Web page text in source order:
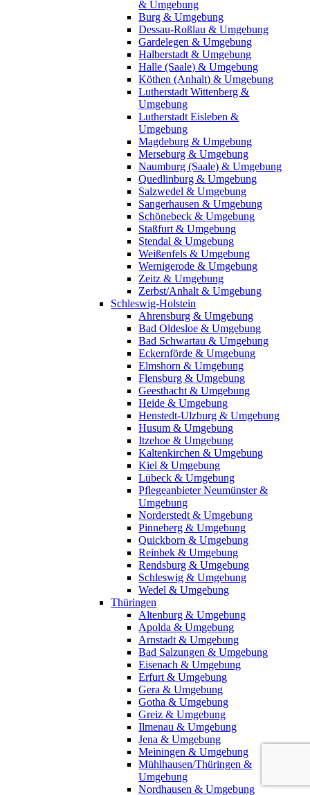
& Umgebung
Burg & Umgebung
Dessau-Roßlau & Umgebung
Gardelegen & Umgebung
Halberstadt & Umgebung
Halle (Saale) & Umgebung
Köthen (Anhalt) & Umgebung
Lutherstadt Wittenberg &
Umgebung
Lutherstadt Eisleben &
Umgebung
Magdeburg & Umgebung
Merseburg & Umgebung
Naumburg (Saale) & Umgebung
Quedlinburg & Umgebung
Salzwedel & Umgebung
Sangerhausen & Umgebung
Schönebeck & Umgebung
Staßfurt & Umgebung
Stendal & Umgebung
Weißenfels & Umgebung
Wernigerode & Umgebung
Zeitz & Umgebung
Zerbst/Anhalt & Umgebung
Schleswig-Holstein
Ahrensburg & Umgebung
Bad Oldesloe & Umgebung
Bad Schwartau & Umgebung
Eckernförde & Umgebung
Elmshorn & Umgebung
Flensburg & Umgebung
Geesthacht & Umgebung
Heide & Umgebung
Henstedt-Ulzburg & Umgebung
Husum & Umgebung
Itzehoe & Umgebung
Kaltenkirchen & Umgebung
Kiel & Umgebung
Lübeck & Umgebung
Pflegeanbieter Neumünster &
Umgebung
Norderstedt & Umgebung
Pinneberg & Umgebung
Quickborn & Umgebung
Reinbek & Umgebung
Rendsburg & Umgebung
Schleswig & Umgebung
Wedel & Umgebung
Thüringen
Altenburg & Umgebung
Apolda & Umgebung
Arnstadt & Umgebung
Bad Salzungen & Umgebung
Eisenach & Umgebung
Erfurt & Umgebung
Gera & Umgebung
Gotha & Umgebung
Greiz & Umgebung
Ilmenau & Umgebung
Jena & Umgebung
Meiningen & Umgebung
Mühlhausen/Thüringen &
Umgebung
Nordhausen & Umgebung